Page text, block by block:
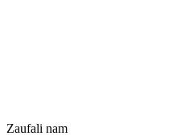
Zaufali nam